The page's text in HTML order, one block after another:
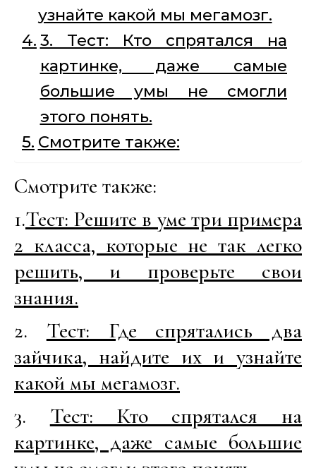
узнайте какой мы мегамозг.
3. Тест: Кто спрятался на
картинке, даже самые
большие умы не смогли
этого понять.
Смотрите также:
Смотрите также:
1.Тест: Решите в уме три примера
2 класса, которые не так легко
решить, и проверьте свои
знания.
2. Тест: Где спрятались два
зайчика, найдите их и узнайте
какой мы мегамозг.
3. Тест: Кто спрятался на
картинке, даже самые большие